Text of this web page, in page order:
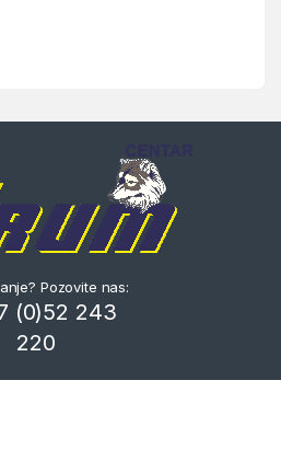
Pozovite nas:
(0)52 243
220